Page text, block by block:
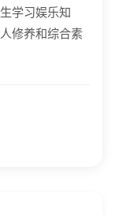
学习娱乐知
修养和综合素